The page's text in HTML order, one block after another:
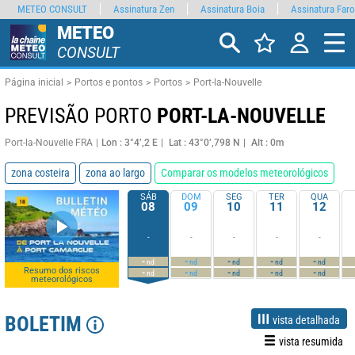
METEO
CONSULT
Página inicial Portos e pontos Portos Port-la-Nouvelle
PREVISÃO PORTO PORT-LA-NOUVELLE
Port-la-Nouvelle FRA Lon : 3°4’,2 E Lat : 43°0’,798 N Alt : 0m
zona costeira zona ao largo Comparar os modelos meteorológicos
Resumo dos riscos
meteorológicos
SÁB
08
-
-nd
-nd
DOM
09
-
-nd
-nd
SEG
10
-
-nd
-nd
TER
11
-
-nd
-nd
QUA
12
-
-nd
-nd
BOLETIM
vista detalhada
vista resumida
METEO CONSULT Assinatura Zen Assinatura Boia Assinatura